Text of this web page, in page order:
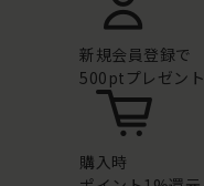
新規会員登録で
500ptプレゼント
購入時